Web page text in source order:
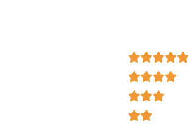



